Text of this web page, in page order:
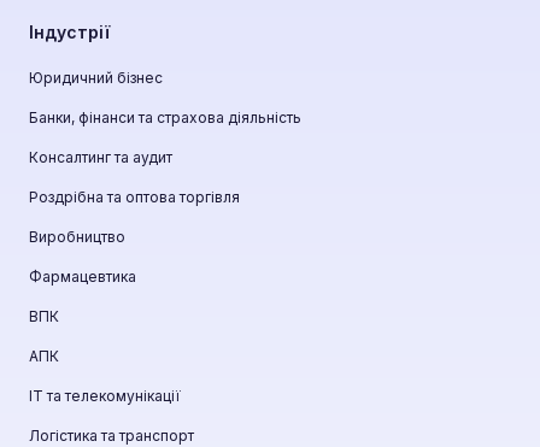
Індустрії
Юридичний бізнес
Банки, фінанси та страхова діяльність
Консалтинг та аудит
Роздрібна та оптова торгівля
Виробництво
Фармацевтика
ВПК
АПК
ІТ та телекомунікації
Логістика та транспорт